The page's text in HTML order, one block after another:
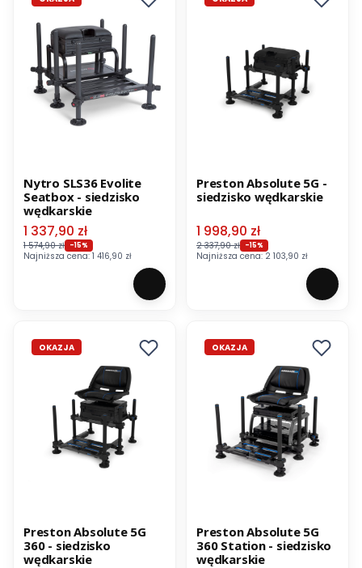
Nytro SLS36 Evolite
Seatbox - siedzisko
wędkarskie
Cena promocyjna
1 337,90 zł
1 574,90 zł -15%
Najniższa cena: 1 416,90 zł
Preston Absolute 5G -
siedzisko wędkarskie
Cena promocyjna
1 998,90 zł
2 337,90 zł -15%
Najniższa cena: 2 103,90 zł
OKAZJA
Preston Absolute 5G
360 - siedzisko
wędkarskie
OKAZJA
Preston Absolute 5G
360 Station - siedzisko
wędkarskie